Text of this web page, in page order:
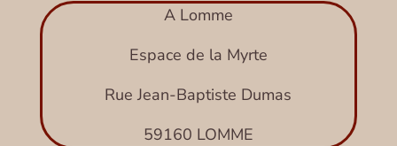
A Lomme
Espace de la Myrte
Rue Jean-Baptiste Dumas
59160 LOMME